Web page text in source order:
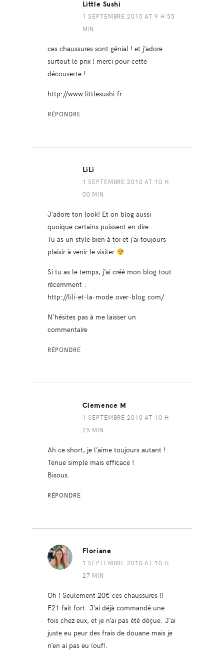
Little Sushi
1 SEPTEMBRE 2010 AT 9 H 55
MIN
ces chaussures sont génial ! et j’adore
surtout le prix ! merci pour cette
découverte !
http://www.littlesushi.fr
RÉPONDRE
LiLi
1 SEPTEMBRE 2010 AT 10 H
00 MIN
J’adore ton look! Et on blog aussi
quoique certains puissent en dire…
Tu as un style bien à toi et j’ai toujours
plaisir à venir le visiter
Si tu as le temps, j’ai créé mon blog tout
récemment :
http://lili-et-la-mode.over-blog.com/
N’hésites pas à me laisser un
commentaire
RÉPONDRE
Clemence M
1 SEPTEMBRE 2010 AT 10 H
25 MIN
Ah ce short, je l’aime toujours autant !
Tenue simple mais efficace !
Bisous.
RÉPONDRE
Floriane
1 SEPTEMBRE 2010 AT 10 H
27 MIN
Oh ! Seulement 20€ ces chaussures !!
F21 fait fort. J’ai déjà commandé une
fois chez eux, et je n’ai pas été déçue. J’ai
juste eu peur des frais de douane mais je
n’en ai pas eu (ouf).